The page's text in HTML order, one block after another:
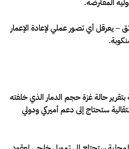
المفترضة.
يعرقل أي تصور عملي لإعادة الإعمار
بتقرير حالة غزة حجم الدمار الذي خلفته
ستحتاج إلى دعم أميركي ودولي